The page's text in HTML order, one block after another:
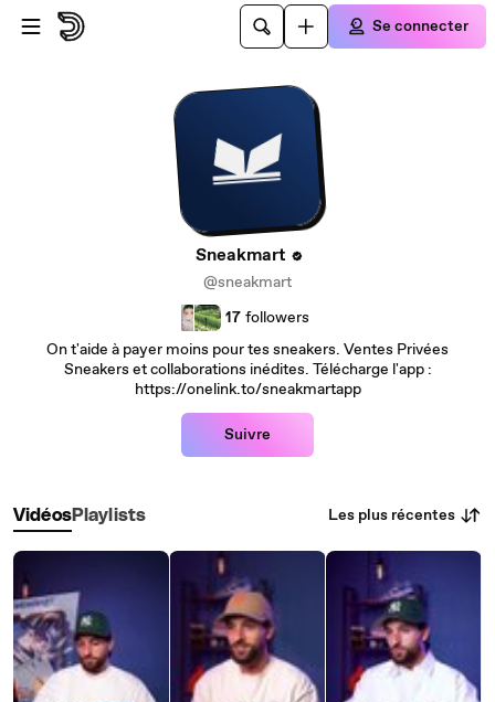
Passer au contenu principal
Se connecter
Sneakmart
@sneakmart
17 followers
On t'aide à payer moins pour tes sneakers. Ventes Privées
Sneakers et collaborations inédites. Télécharge l'app :
https://onelink.to/sneakmartapp
Suivre
VidéosPlaylists Les plus récentes